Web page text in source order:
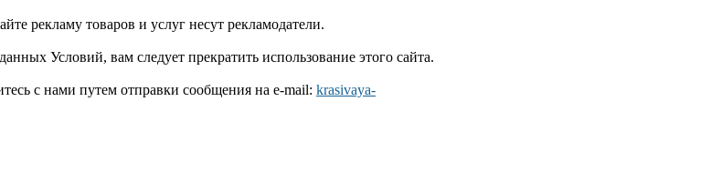
рекламу товаров и услуг несут рекламодатели.
Условий, вам следует прекратить использование этого сайта.
с нами путем отправки сообщения на e-mail: krasivaya-